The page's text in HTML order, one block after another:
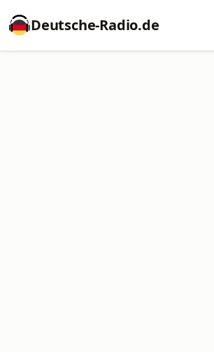
Deutsche-Radio.de